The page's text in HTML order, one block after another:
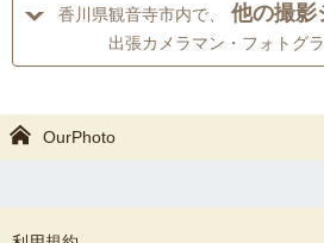
香川県観音寺市内で、 他の撮影
出張カメラマン・フォトグ
OurPhoto